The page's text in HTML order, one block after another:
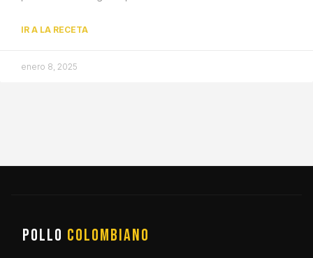
IR A LA RECETA
enero 8, 2025
POLLO COLOMBIANO